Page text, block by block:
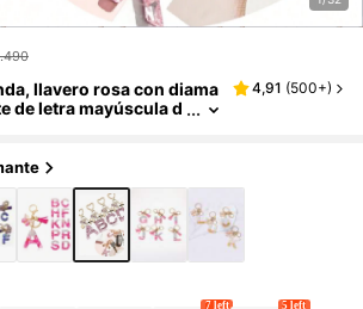
llavero rosa con diama
de letra mayúscula d
regalo de cumpleaños,
de Gracias y Navidad.
4,91 (500+)
7 left 5 left